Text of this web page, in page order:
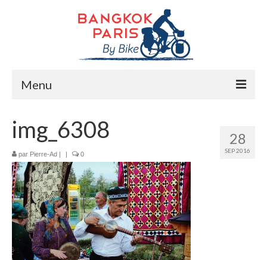
Menu
Préparation bike trip
La route
Mes rencontres
Me soutenir
Presse
28
SEP 2016
img_6308
par Pierre-Ad | | 0